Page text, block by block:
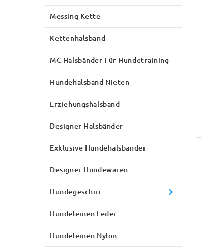
Messing Kette
Kettenhalsband
MC Halsbänder Für Hundetraining
Hundehalsband Nieten
Erziehungshalsband
Designer Halsbänder
Exklusive Hundehalsbänder
Designer Hundewaren
Hundegeschirr
Hundeleinen Leder
Hundeleinen Nylon